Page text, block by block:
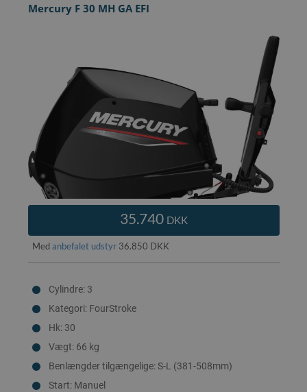
Mercury F 30 MH GA EFI
35.740 DKK
Med anbefalet udstyr36.850 DKK
Cylindre: 3
Kategori: FourStroke
Hk: 30
Vægt: 66 kg
Benlængder tilgængelige: S-L (381-508mm)
Start: Manuel